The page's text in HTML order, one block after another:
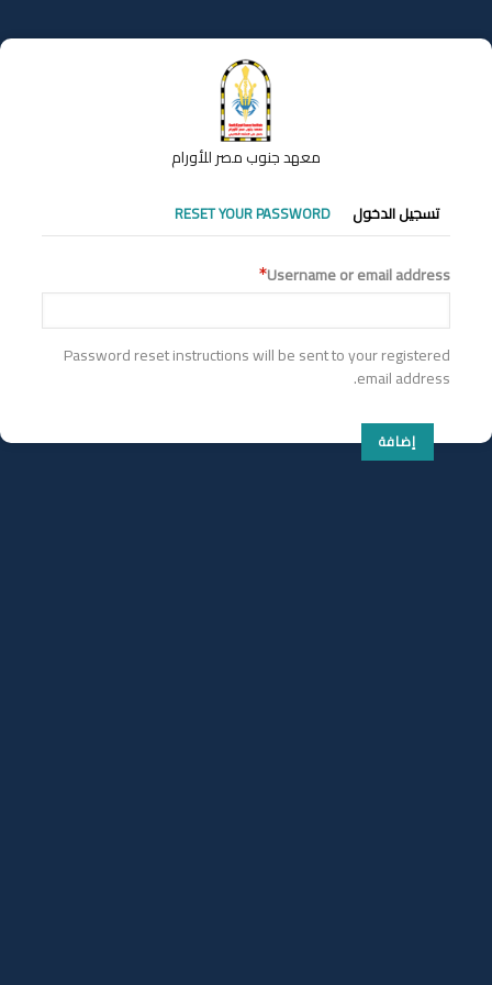
إلى
المحتوى
معهد جنوب مصر للأورام
التبويبات
الأساسية
تسجيل الدخول RESET YOUR PASSWORD
Username or email address
Password reset instructions will be sent to your registered
email address.